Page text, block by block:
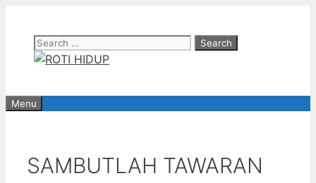
contentSearch
for:
Menu
SAMBUTLAH TAWARAN